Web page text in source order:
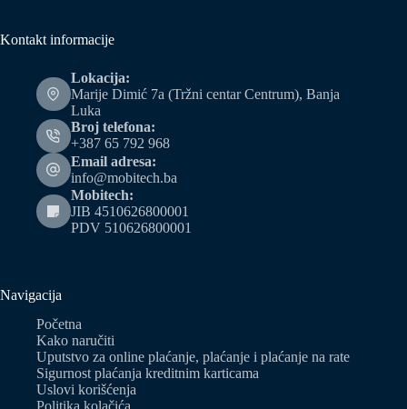
Kontakt informacije
Lokacija:
Marije Dimić 7a (Tržni centar Centrum), Banja
Luka
Broj telefona:
+387 65 792 968
Email adresa:
info@mobitech.ba
Mobitech:
JIB 4510626800001
PDV 510626800001
Navigacija
Početna
Kako naručiti
Uputstvo za online plaćanje, plaćanje i plaćanje na rate
Sigurnost plaćanja kreditnim karticama
Uslovi korišćenja